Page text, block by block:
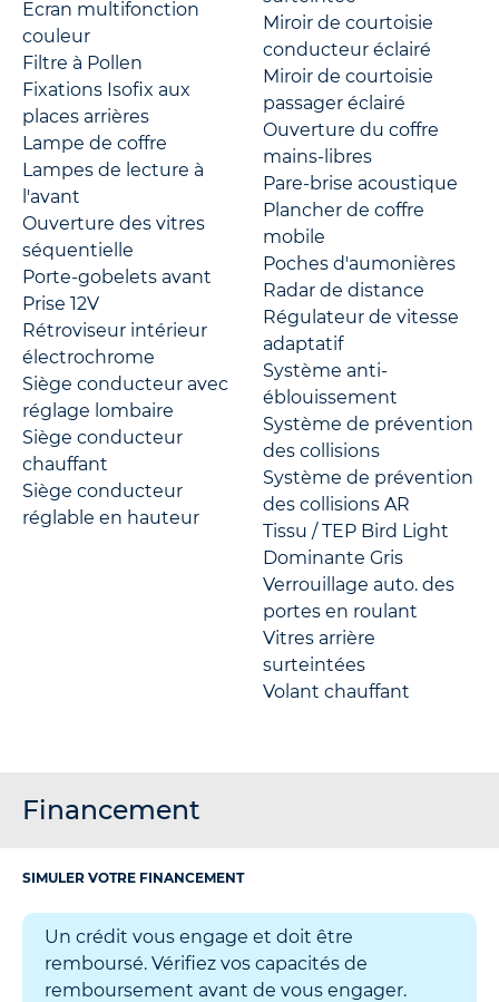
Ecran multifonction
couleur
Filtre à Pollen
Fixations Isofix aux
places arrières
Lampe de coffre
Lampes de lecture à
l'avant
Ouverture des vitres
séquentielle
Porte-gobelets avant
Prise 12V
Rétroviseur intérieur
électrochrome
Siège conducteur avec
réglage lombaire
Siège conducteur
chauffant
Siège conducteur
réglable en hauteur
Miroir de courtoisie
conducteur éclairé
Miroir de courtoisie
passager éclairé
Ouverture du coffre
mains-libres
Pare-brise acoustique
Plancher de coffre
mobile
Poches d'aumonières
Radar de distance
Régulateur de vitesse
adaptatif
Système anti-
éblouissement
Système de prévention
des collisions
Système de prévention
des collisions AR
Tissu / TEP Bird Light
Dominante Gris
Verrouillage auto. des
portes en roulant
Vitres arrière
surteintées
Volant chauffant
Financement
SIMULER VOTRE FINANCEMENT
Un crédit vous engage et doit être
remboursé. Vérifiez vos capacités de
remboursement avant de vous engager.